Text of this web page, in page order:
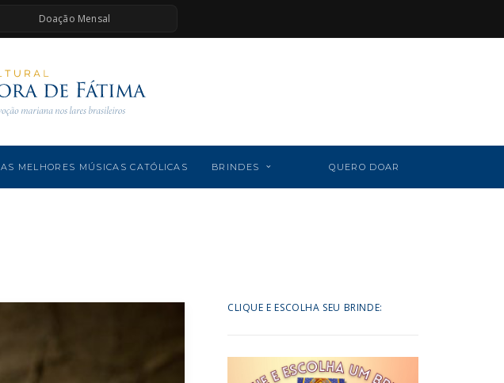
Doação Mensal
AS MELHORES MÚSICAS CATÓLICAS BRINDES QUERO DOAR
CLIQUE E ESCOLHA SEU BRINDE: